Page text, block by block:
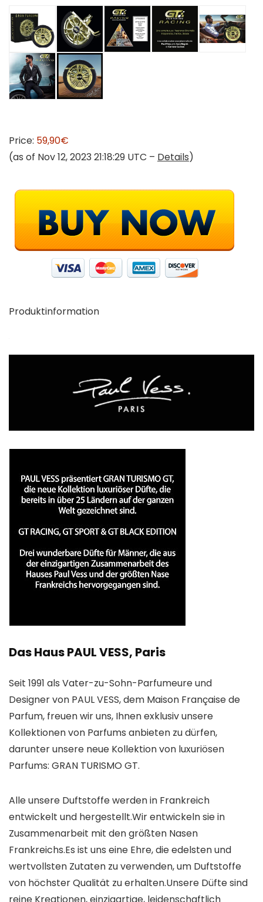
Price: 59,90€
(as of Nov 12, 2023 21:18:29 UTC – Details)
Produktinformation
Das Haus PAUL VESS, Paris
Seit 1991 als Vater-zu-Sohn-Parfumeure und
Designer von PAUL VESS, dem Maison Française de
Parfum, freuen wir uns, Ihnen exklusiv unsere
Kollektionen von Parfums anbieten zu dürfen,
darunter unsere neue Kollektion von luxuriösen
Parfums: GRAN TURISMO GT.
Alle unsere Duftstoffe werden in Frankreich
entwickelt und hergestellt.Wir entwickeln sie in
Zusammenarbeit mit den größten Nasen
Frankreichs.Es ist uns eine Ehre, die edelsten und
wertvollsten Zutaten zu verwenden, um Duftstoffe
von höchster Qualität zu erhalten.Unsere Düfte sind